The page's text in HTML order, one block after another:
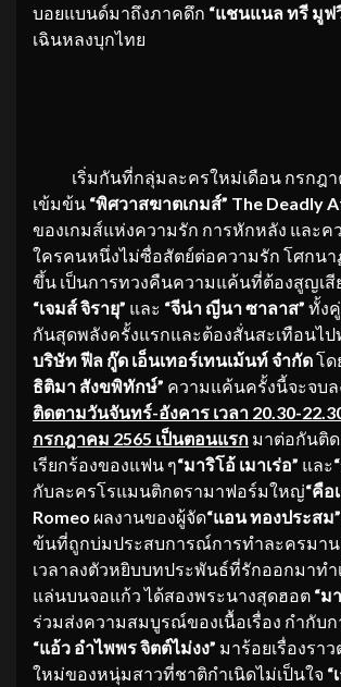
บอยแบนด์มาถึงภาคดึก “แชนแนล ทรี มูฟ
เฉินหลงบุกไทย
เริ่มกันที่กลุ่มละครใหม่เดือน กรกฎา
เข้มข้น “พิศวาสฆาตเกมส์” The Deadly
ของเกมส์แห่งความรัก การหักหลัง และค
ใครคนหนึ่งไม่ซื่อสัตย์ต่อความรัก โศกนา
ขึ้น เป็นการทวงคืนความแค้นที่ต้องสูญเสี
“เจมส์ จิรายุ” และ “จีน่า ญีนา ซาลาส” ทั้ง
กันสุดพลังครั้งแรกและต้องสั่นสะเทือนไป
บริษัท ฟีล กู๊ด เอ็นเทอร์เทนเม้นท์ จำกัดโด
ธิติมา สังขพิทักษ์” ความแค้นครั้งนี้จะจบล
ติดตามวันจันทร์-อังคาร เวลา 20.30-
กรกฎาคม 2565 เป็นตอนแรก มาต่อกันติด
เรียกร้องของแฟน ๆ“มาริโอ้ เมาเร่อ” และ
กับละครโรแมนติกดรามาฟอร์มใหญ่“คือ
Romeo ผลงานของผู้จัด“แอน ทองประสม”
ข้นที่ถูกบ่มประสบการณ์การทำละครมาน
เวลาลงตัวหยิบบทประพันธ์ที่รักออกมาท
แล่นบนจอแก้ว ได้สองพระนางสุดฮอต “ม
ร่วมส่งความสมบูรณ์ของเนื้อเรื่อง กำกับ
“แอ้ว อำไพพร จิตต์ไม่งง” มาร้อยเรื่องรา
ใหม่ของหนุ่มสาวที่ชาติกำเนิดไม่เป็นใจ “